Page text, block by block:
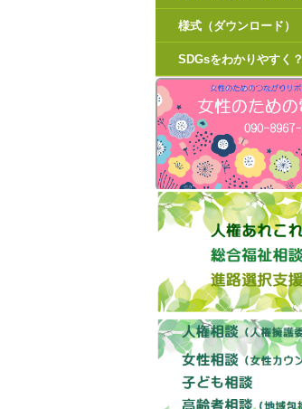
様式（ダウンロード）
SDGsをわかりやすく？